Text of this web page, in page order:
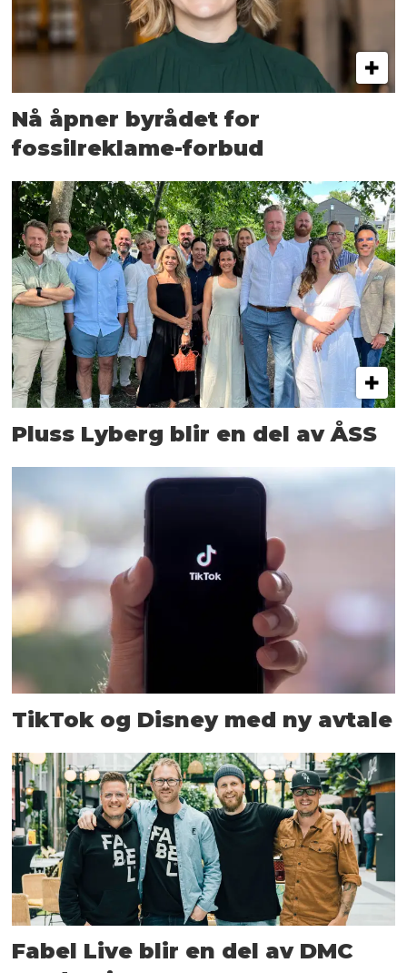
Nå åpner byrådet for
fossilreklame-forbud
Pluss Lyberg blir en del av ÅSS
TikTok og Disney med ny avtale
Fabel Live blir en del av DMC